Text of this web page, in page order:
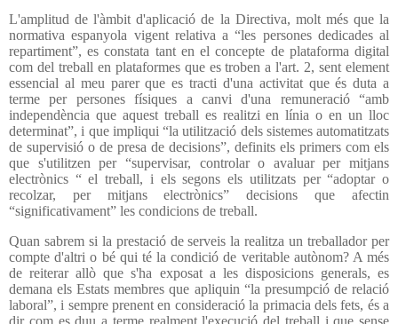
L'amplitud de l'àmbit d'aplicació de la Directiva, molt més que la
normativa espanyola vigent relativa a “les persones dedicades al
repartiment”, es constata tant en el concepte de plataforma digital
com del treball en plataformes que es troben a l'art. 2, sent element
essencial al meu parer que es tracti d'una activitat que és duta a
terme per persones físiques a canvi d'una remuneració “amb
independència que aquest treball es realitzi en línia o en un lloc
determinat”, i que impliqui “la utilització dels sistemes automatitzats
de supervisió o de presa de decisions”, definits els primers com els
que s'utilitzen per “supervisar, controlar o avaluar per mitjans
electrònics “ el treball, i els segons els utilitzats per “adoptar o
recolzar, per mitjans electrònics” decisions que afectin
“significativament” les condicions de treball.
Quan sabrem si la prestació de serveis la realitza un treballador per
compte d'altri o bé qui té la condició de veritable autònom? A més
de reiterar allò que s'ha exposat a les disposicions generals, es
demana els Estats membres que apliquin “la presumpció de relació
laboral”, i sempre prenent en consideració la primacia dels fets, és a
dir com es duu a terme realment l'execució del treball i que sense